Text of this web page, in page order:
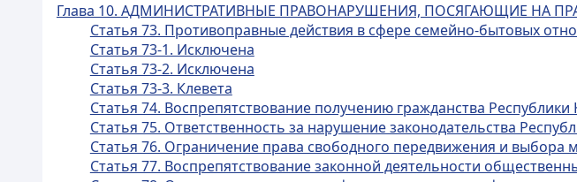
Глава 10. АДМИНИСТРАТИВНЫЕ ПРАВОНАРУШЕНИЯ, ПОСЯГАЮЩИЕ НА
Статья 73. Противоправные действия в сфере семейно-бытовых
Статья 73-1. Исключена
Статья 73-2. Исключена
Статья 73-3. Клевета
Статья 74. Воспрепятствование получению гражданства Республики
Статья 75. Ответственность за нарушение законодательства
Статья 76. Ограничение права свободного передвижения и выбора
Статья 77. Воспрепятствование законной деятельности